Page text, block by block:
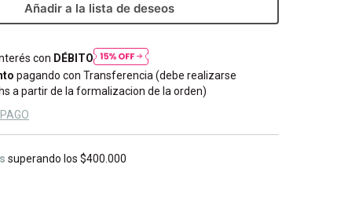
Añadir a la lista de deseos
con DÉBITO
pagando con Transferencia (debe realizarse
a partir de la formalizacion de la orden)
superando los$400.000